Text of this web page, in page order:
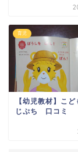
育児
【幼児教材】こ
じぷち 口コミ